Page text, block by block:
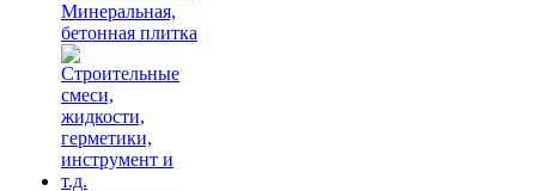
Минеральная,
бетонная плитка